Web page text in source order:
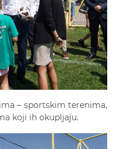
– sportskim terenima,
koji ih okupljaju.